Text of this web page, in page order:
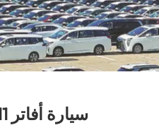
سيارة أفاتر 11 ذات 5 مقاعد